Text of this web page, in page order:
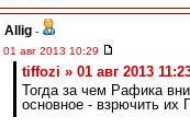
Allig -
01 авг 2013 10:29
tiffozi » 01 авг 2013
Тогда за чем Рафика
основное - взрючить их